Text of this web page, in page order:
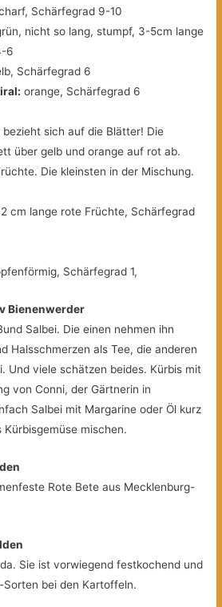
Schärfegrad 9-10
nicht so lang, stumpf, 3-5cm lange
6
Schärfegrad 6
orange, Schärfegrad 6
bezieht sich auf die Blätter! Die
über gelb und orange auf rot ab.
Die kleinsten in der Mischung.
cm lange rote Früchte, Schärfegrad
Schärfegrad 1,
Bienenwerder
Salbei. Die einen nehmen ihn
Halsschmerzen als Tee, die anderen
Und viele schätzen beides. Kürbis mit
von Conni, der Gärtnerin in
Salbei mit Margarine oder Öl kurz
mischen.
Rote Bete aus Mecklenburg-
Sie ist vorwiegend festkochend und
bei den Kartoffeln.